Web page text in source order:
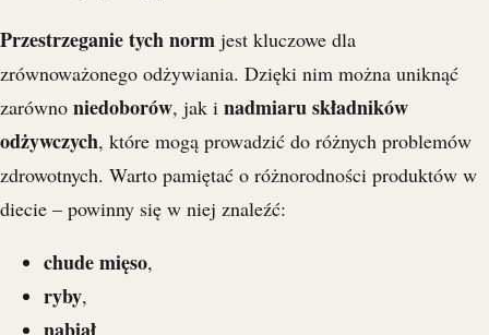
Przestrzeganie tych norm jest kluczowe dla
zrównoważonego odżywiania. Dzięki nim można uniknąć
zarówno niedoborów, jak i nadmiaru składników
odżywczych, które mogą prowadzić do różnych problemów
zdrowotnych. Warto pamiętać o różnorodności produktów w
diecie – powinny się w niej znaleźć:
chude mięso,
ryby,